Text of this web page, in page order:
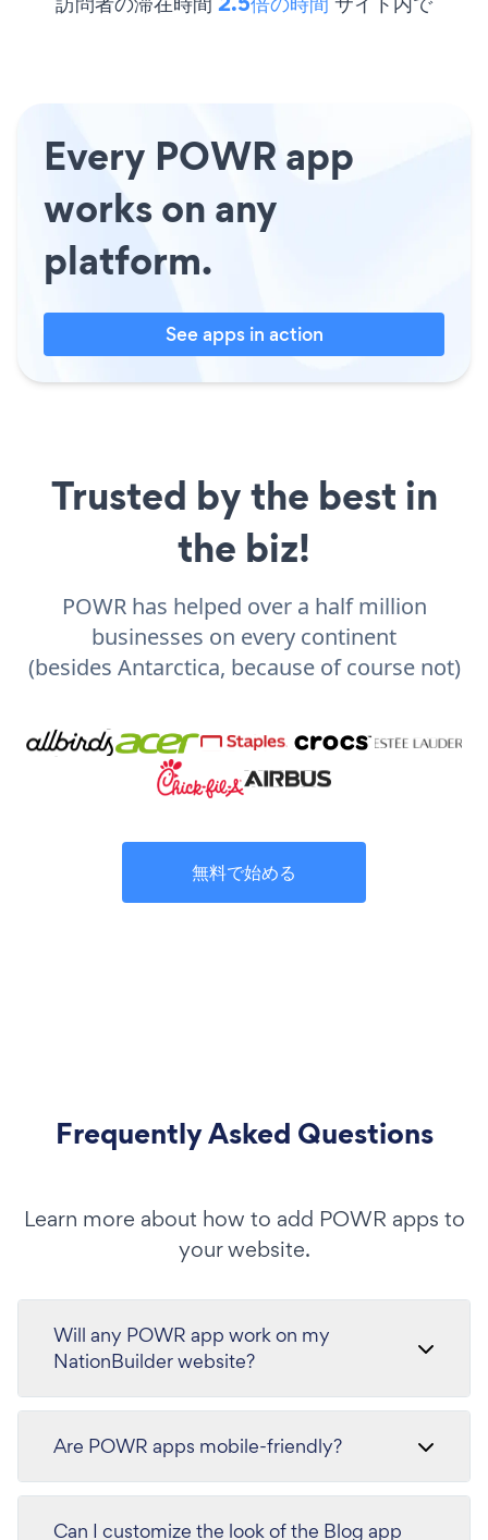
Every POWR app
works on any
platform.
See apps in action
Trusted by the best in
the biz!
POWR has helped over a half million
businesses on every continent
(besides Antarctica, because of course not)
無料で始める
Frequently Asked Questions
Learn more about how to add POWR apps to
your website.
Will any POWR app work on my
NationBuilder website?
Are POWR apps mobile-friendly?
Can I customize the look of the Blog app